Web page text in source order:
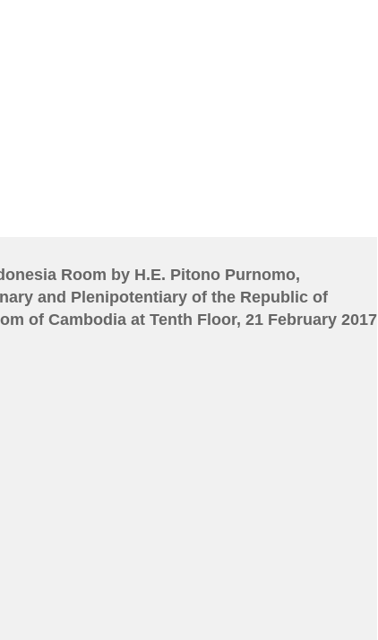
Room by H.E. Pitono Purnomo,
and Plenipotentiary of the Republic of
of Cambodia at Tenth Floor, 21 February 2017